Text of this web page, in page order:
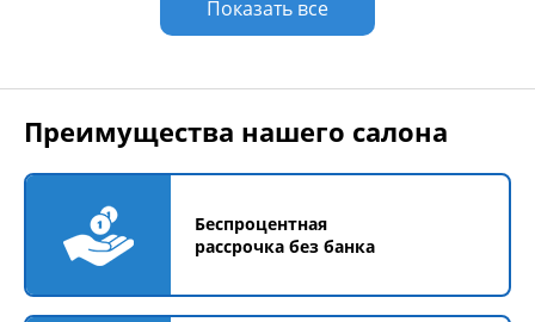
Показать все
Преимущества нашего салона
Беспроцентная
рассрочка без банка